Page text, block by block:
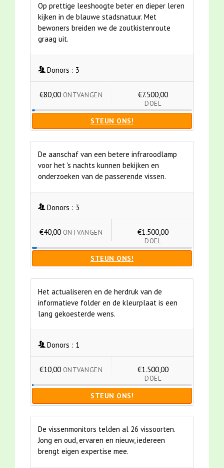
Op prettige leeshoogte beter en dieper leren
kijken in de blauwe stadsnatuur. Met
bewoners breiden we de zoutkistenroute
graag uit.
Donors : 3
€80,00 ONTVANGEN €7.500,00
DOEL
STEUN ONS!
De aanschaf van een betere infraroodlamp
voor het 's nachts kunnen bekijken en
onderzoeken van de passerende vissen.
Donors : 3
€40,00 ONTVANGEN €1.500,00
DOEL
STEUN ONS!
Het actualiseren en de herdruk van de
informatieve folder en de kleurplaat is een
lang gekoesterde wens.
Donors : 1
€10,00 ONTVANGEN €1.500,00
DOEL
STEUN ONS!
De vissenmonitors telden al 26 vissoorten.
Jong en oud, ervaren en nieuw, iedereen
brengt eigen expertise mee.